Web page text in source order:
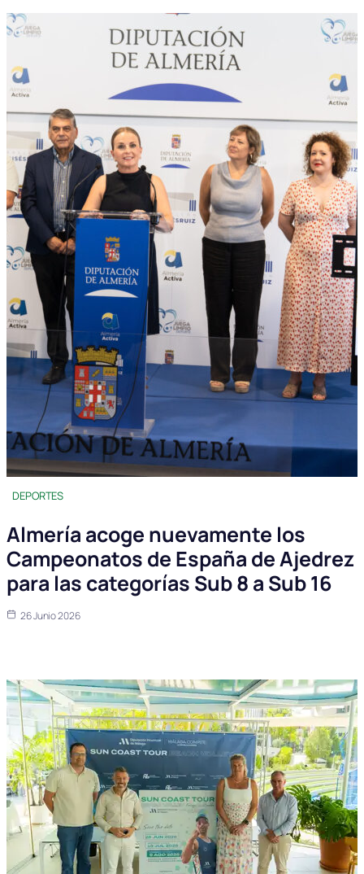
DEPORTES
Almería acoge nuevamente los
Campeonatos de España de Ajedrez
para las categorías Sub 8 a Sub 16
26 Junio 2026